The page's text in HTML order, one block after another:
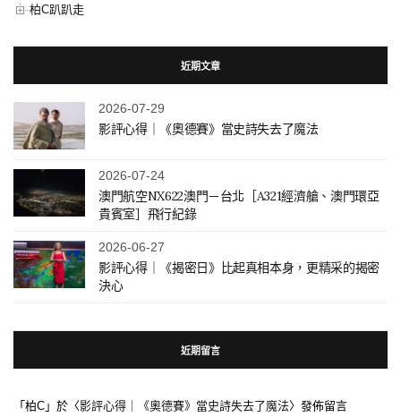
柏C趴趴走
近期文章
2026-07-29
影評心得｜《奧德賽》當史詩失去了魔法
2026-07-24
澳門航空NX622澳門－台北［A321經濟艙、澳門環亞
貴賓室］飛行紀錄
2026-06-27
影評心得｜《揭密日》比起真相本身，更精采的揭密
決心
近期留言
「 柏C 」於〈影評心得｜《奧德賽》當史詩失去了魔法〉發佈留言